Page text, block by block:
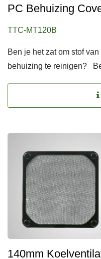
PC Behuizing
TTC-MT120B
Ben je het zat om stof
behuizing te reinigen?
140mm